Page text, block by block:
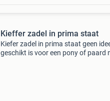
Kieffer zadel in prima staat
Kiefer zadel in prima staat geen
geschikt is voor een pony of paard